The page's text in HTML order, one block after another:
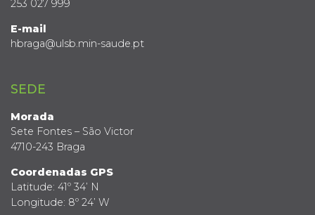
253 027 999
E-mail
hbraga@ulsb.min-saude.pt
SEDE
Morada
Sete Fontes – São Victor
4710-243 Braga
Coordenadas GPS
Latitude: 41º 34’ N
Longitude: 8º 24’ W